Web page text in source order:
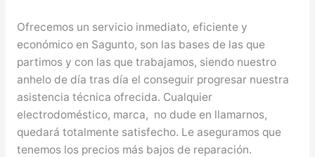
Ofrecemos un servicio inmediato, eficiente y
económico en Sagunto, son las bases de las que
partimos y con las que trabajamos, siendo nuestro
anhelo de día tras día el conseguir progresar nuestra
asistencia técnica ofrecida. Cualquier
electrodoméstico, marca, no dude en llamarnos,
quedará totalmente satisfecho. Le aseguramos que
tenemos los precios más bajos de reparación.